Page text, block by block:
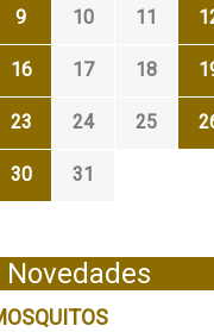
9 10 11
16 17 18
23 24 25
30
31
Novedades